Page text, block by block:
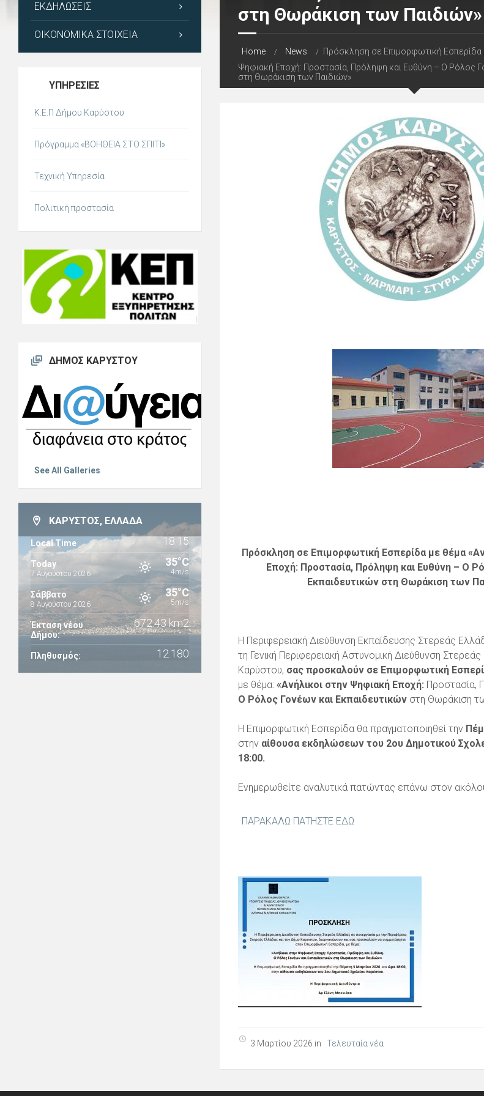
στη Θωράκιση των Παιδιών»
Home News
Πρόσκληση σε Επιμορφωτική Εσπερίδα
Ψηφιακή Εποχή: Προστασία, Πρόληψη και Ευθύνη – Ο Ρόλος
στη Θωράκιση των Παιδιών»
Πρόσκληση σε Επιμορφωτική Εσπερίδα με θέμα
Εποχή: Προστασία, Πρόληψη και Ευθύνη – Ο
Εκπαιδευτικών στη Θωράκιση των
Η Περιφερειακή Διεύθυνση Εκπαίδευσης Στερεάς
τη Γενική Περιφερειακή Αστυνομική Διεύθυνση
Καρύστου, σας προσκαλούν σε Επιμορφωτική
με θέμα: «Ανήλικοι στην Ψηφιακή Εποχή: Προστασία,
Ο Ρόλος Γονέων και Εκπαιδευτικώνστη Θωράκιση
Η Επιμορφωτική Εσπερίδα θα πραγματοποιηθεί την
στην αίθουσα εκδηλώσεων του 2ου Δημοτικού
18:00.
Ενημερωθείτε αναλυτικά πατώντας επάνω στον
ΠΑΡΑΚΑΛΩ ΠΑΤΗΣΤΕ ΕΔΩ
3 Μαρτίου 2026 in Τελευταία νέα
ΕΚΔΗΛΏΣΕΙΣ
ΟΙΚΟΝΟΜΙΚΆ ΣΤΟΙΧΕΊΑ
ΥΠΗΡΕΣΊΕΣ
Κ.Ε.Π Δήμου Καρύστου
Πρόγραμμα «ΒΟΗΘΕΙΑ ΣΤΟ ΣΠΙΤΙ»
Τεχνική Υπηρεσία
Πολιτική προστασία
ΔΉΜΟΣ ΚΑΡΎΣΤΟΥ
See All Galleries
ΚΆΡΥΣΤΟΣ, ΕΛΛΆΔΑ
Local Time 18:15
Today
7 Αυγούστου 2026
35°C
4m/s
Σάββατο
8 Αυγούστου 2026
35°C
5m/s
Έκταση νέου
Δήμου:
672.43 km2
Πληθυσμός: 12.180